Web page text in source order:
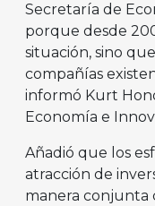
Secretaría de
porque desde
situación, sino
compañías
informó Kurt
Economía e
Añadió que los
atracción de
manera conjunta